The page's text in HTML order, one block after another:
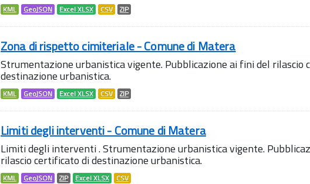
KML GeoJSON Excel XLSX CSV ZIP
Zona di rispetto cimiteriale - Comune di Matera
Strumentazione urbanistica vigente. Pubblicazione ai fini del rilascio
destinazione urbanistica.
KML GeoJSON Excel XLSX CSV ZIP
Limiti degli interventi - Comune di Matera
Limiti degli interventi . Strumentazione urbanistica vigente.
rilascio certificato di destinazione urbanistica.
KML GeoJSON ZIP Excel XLSX CSV